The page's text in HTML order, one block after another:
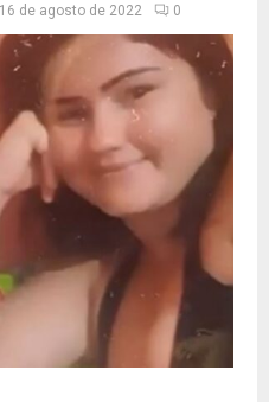
16 de agosto de 2022 0